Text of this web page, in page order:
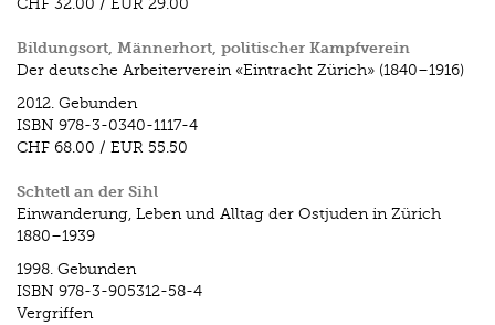
CHF 32.00 / EUR 29.00
Bildungsort, Männerhort, politischer Kampfverein
Der deutsche Arbeiterverein «Eintracht Zürich» (1840–1916)
2012. Gebunden
ISBN 978-3-0340-1117-4
CHF 68.00 / EUR 55.50
Schtetl an der Sihl
Einwanderung, Leben und Alltag der Ostjuden in Zürich
1880–1939
1998. Gebunden
ISBN 978-3-905312-58-4
Vergriffen